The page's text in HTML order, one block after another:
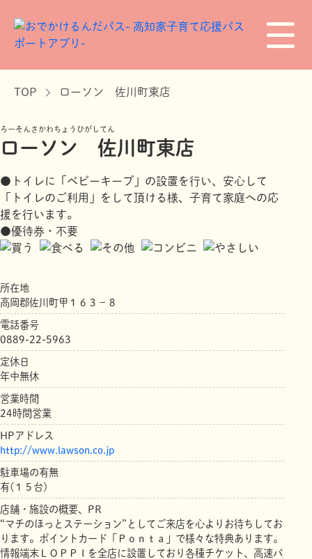
TOP ローソン 佐川町東店
ろーそんさかわちょうひがしてん
ローソン 佐川町東店
●トイレに「ベビーキープ」の設置を行い、安心して
「トイレのご利用」をして頂ける様、子育て家庭への応
援を行います。
●優待券・不要
所在地
高岡郡佐川町甲１６３－８
電話番号
0889-22-5963
定休日
年中無休
営業時間
24時間営業
HPアドレス
http://www.lawson.co.jp
駐車場の有無
有(１５台)
店舗・施設の概要、PR
“マチのほっとステーション”としてご来店を心よりお待ちしてお
ります。ポイントカード「Ｐｏｎｔａ」で様々な特典あります。
情報端末ＬＯＰＰＩを全店に設置しており各種チケット、高速バ